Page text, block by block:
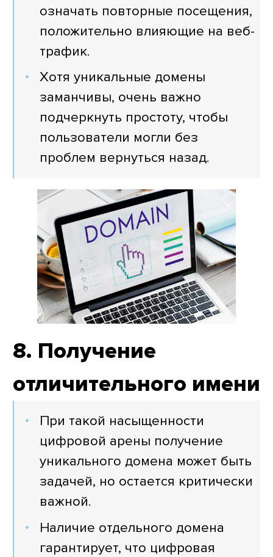
означать повторные посещения,
положительно влияющие на веб-
трафик.
Хотя уникальные домены
заманчивы, очень важно
подчеркнуть простоту, чтобы
пользователи могли без
проблем вернуться назад.
8. Получение
отличительного имени
При такой насыщенности
цифровой арены получение
уникального домена может быть
задачей, но остается критически
важной.
Наличие отдельного домена
гарантирует, что цифровая